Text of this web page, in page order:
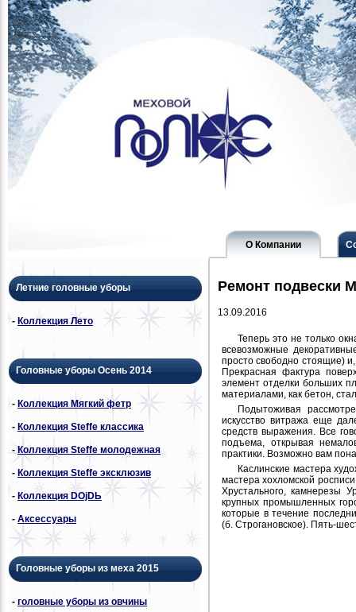
О Компании
Летние головные уборы
- Коллекция Лето
Головные уборы Осень 2014
- Коллекция Мягкий фетр
- Коллекция Steffe классика
-Коллекция Steffe молодежная
- Коллекция Steffe эксклюзив
- Коллекция DОjDЬ
- Аксессуары
Головные уборы из меха 2015
- головные уборы из овчины
Ремонт подвески
13.09.2016
Теперь это не только
всевозможные
просто свободно стоящие)
Прекрасная фактура
элемент отделки больших
материалами, как бетон,
Подытоживая
искусство витража еще
средств выражения. Все
подъема, открывая
практики. Возможно вам
Каслинские мастера
мастера хохломской
Хрустального, камнерезы
крупных промышленных
которые в течение
(б. Строгановское). Пять-